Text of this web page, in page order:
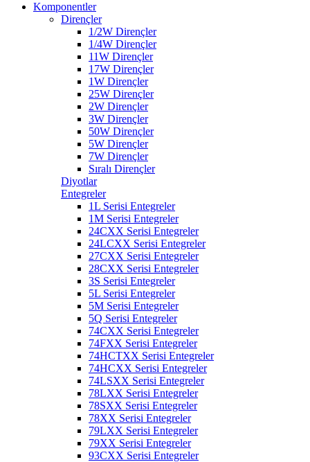
Komponentler
Dirençler
1/2W Dirençler
1/4W Dirençler
11W Dirençler
17W Dirençler
1W Dirençler
25W Dirençler
2W Dirençler
3W Dirençler
50W Dirençler
5W Dirençler
7W Dirençler
Sıralı Dirençler
Diyotlar
Entegreler
1L Serisi Entegreler
1M Serisi Entegreler
24CXX Serisi Entegreler
24LCXX Serisi Entegreler
27CXX Serisi Entegreler
28CXX Serisi Entegreler
3S Serisi Entegreler
5L Serisi Entegreler
5M Serisi Entegreler
5Q Serisi Entegreler
74CXX Serisi Entegreler
74FXX Serisi Entegreler
74HCTXX Serisi Entegreler
74HCXX Serisi Entegreler
74LSXX Serisi Entegreler
78LXX Serisi Entegreler
78SXX Serisi Entegreler
78XX Serisi Entegreler
79LXX Serisi Entegreler
79XX Serisi Entegreler
93CXX Serisi Entegreler